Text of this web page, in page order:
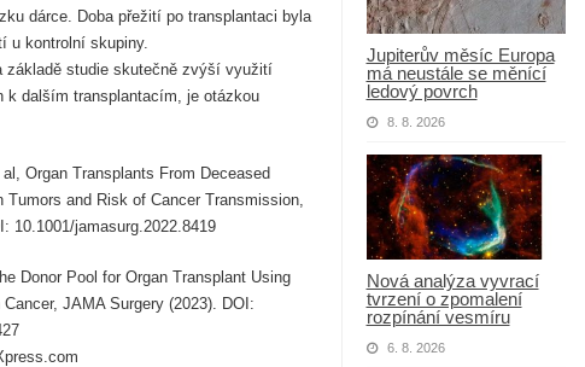
Jupiterův měsíc Europa
má neustále se měnící
ledový povrch
8. 8. 2026
Nová analýza vyvrací
tvrzení o zpomalení
rozpínání vesmíru
6. 8. 2026
dárce. Doba přežití po transplantaci byla
u kontrolní skupiny.
základě studie skutečně zvýší využití
k dalším transplantacím, je otázkou
Organ Transplants From Deceased
Tumors and Risk of Cancer Transmission,
10.1001/jamasurg.2022.8419
Donor Pool for Organ Transplant Using
JAMA Surgery (2023). DOI: